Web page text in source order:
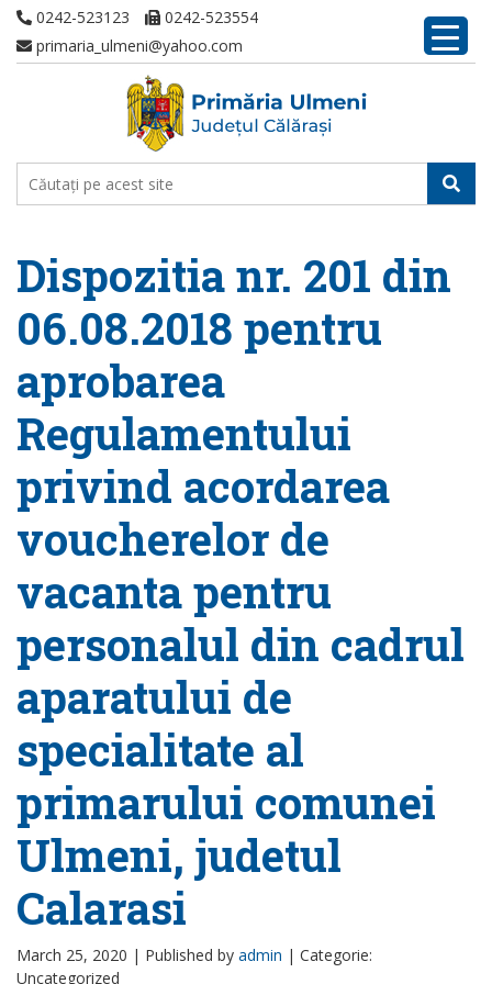
0242-523123
0242-523554
primaria_ulmeni@yahoo.com
Dispozitia nr. 201 din
06.08.2018 pentru
aprobarea
Regulamentului
privind acordarea
voucherelor de
vacanta pentru
personalul din cadrul
aparatului de
specialitate al
primarului comunei
Ulmeni, judetul
Calarasi
March 25, 2020 | Published by admin | Categorie:
Uncategorized